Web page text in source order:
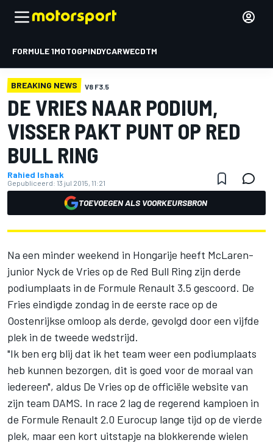
FORMULE 1MOTOGPINDYCARWECDTM
BREAKING NEWS V8 F3.5
DE VRIES NAAR PODIUM,
VISSER PAKT PUNT OP RED
BULL RING
Rahied Ishaak
Gepubliceerd: 13 jul 2015, 11:21
TOEVOEGEN ALS VOORKEURSBRON
Na een minder weekend in Hongarije heeft McLaren-
junior Nyck de Vries op de Red Bull Ring zijn derde
podiumplaats in de Formule Renault 3.5 gescoord. De
Fries eindigde zondag in de eerste race op de
Oostenrijkse omloop als derde, gevolgd door een vijfde
plek in de tweede wedstrijd.
"Ik ben erg blij dat ik het team weer een podiumplaats
heb kunnen bezorgen, dit is goed voor de moraal van
iedereen", aldus De Vries op de officiële website van
zijn team DAMS. In race 2 lag de regerend kampioen in
de Formule Renault 2.0 Eurocup lange tijd op de vierde
plek, maar een kort uitstapje na blokkerende wielen